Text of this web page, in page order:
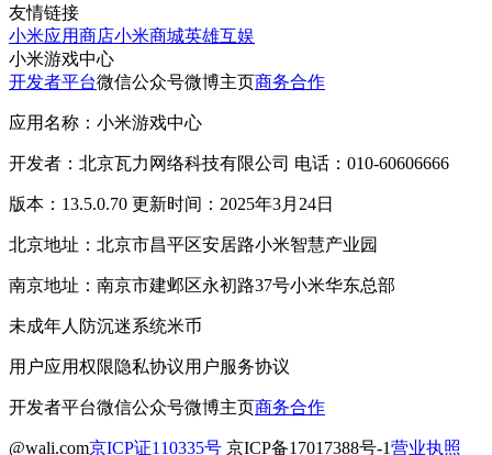
友情链接
小米应用商店小米商城英雄互娱
小米游戏中心
开发者平台微信公众号微博主页商务合作
应用名称：小米游戏中心
开发者：北京瓦力网络科技有限公司 电话：010-60606666
版本：13.5.0.70 更新时间：2025年3月24日
北京地址：北京市昌平区安居路小米智慧产业园
南京地址：南京市建邺区永初路37号小米华东总部
未成年人防沉迷系统米币
用户应用权限隐私协议用户服务协议
开发者平台微信公众号微博主页商务合作
@wali.com京ICP证110335号 京ICP备17017388号-1营业执照